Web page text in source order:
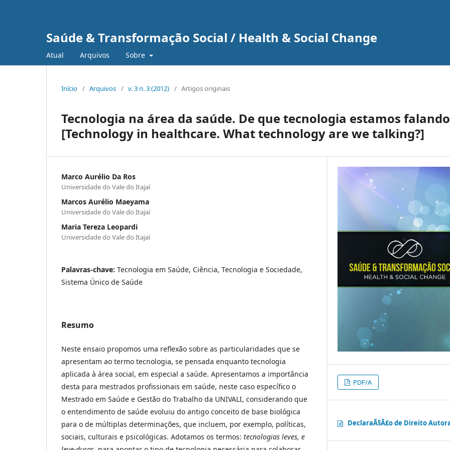
Saúde & Transformação Social / Health & Social Change
Atual Arquivos Sobre
Início / Arquivos / v. 3 n. 3 (2012) / Artigos originais
Tecnologia na área da saúde. De que tecnologia estamos
[Technology in healthcare. What technology are we talking?]
Marco Aurélio Da Ros
Universidade do Vale do Itajaí
Marcos Aurélio Maeyama
Universidade do Vale do Itajaí
Maria Tereza Leopardi
Universidade do Vale do Itajaí
Palavras-chave: Tecnologia em Saúde, Ciência, Tecnologia e Sociedade,
Sistema Único de Saúde
Resumo
Neste ensaio propomos uma reflexão sobre as particularidades que se
apresentam ao termo tecnologia, se pensada enquanto tecnologia
aplicada à área social, em especial a saúde. Apresentamos a importância
desta para mestrados profissionais em saúde, neste caso específico o
Mestrado em Saúde e Gestão do Trabalho da UNIVALI, considerando que
o entendimento de saúde evoluiu do antigo conceito de base biológica
para o de múltiplas determinações, que incluem, por exemplo, políticas,
sociais, culturais e psicológicas. Adotamos os termos: tecnologias leves, e
PDF/A
DeclaraÃ§Ã£o de Direito